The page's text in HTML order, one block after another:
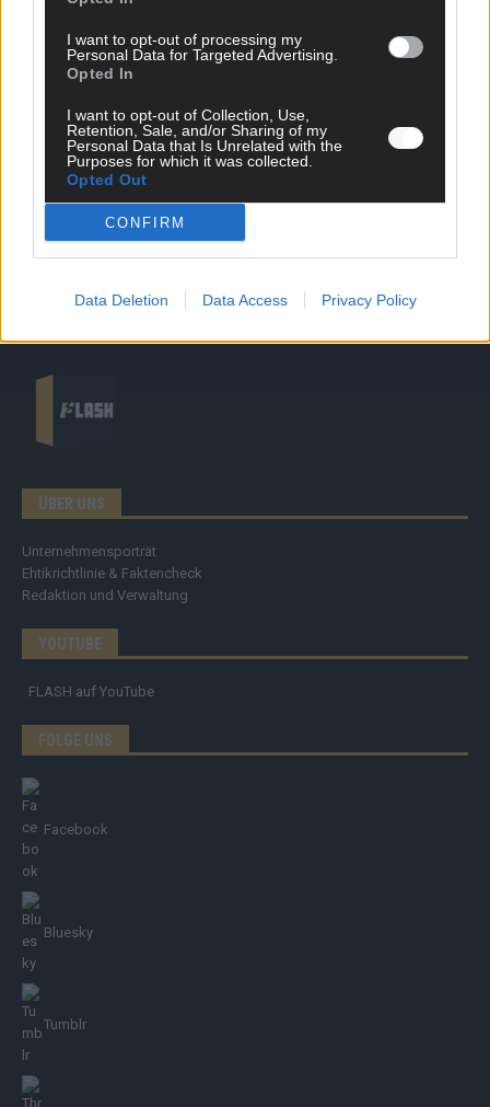
I want to opt-out of processing my
Personal Data for Targeted Advertising.
Opted In
I want to opt-out of Collection, Use,
Retention, Sale, and/or Sharing of my
Personal Data that Is Unrelated with the
Purposes for which it was collected.
Opted Out
CONFIRM
Data Deletion Data Access Privacy Policy
DIREKT ZUM THEMA
Politik & Co
Money Matters
Tipps & Tricks
Brainpower
Specials
ÜBER UNS
Unternehmensporträt
Ehtikrichtlinie & Faktencheck
Redaktion und Verwaltung
YOUTUBE
FLASH auf YouTube
FOLGE UNS
Facebook
Bluesky
Tumblr